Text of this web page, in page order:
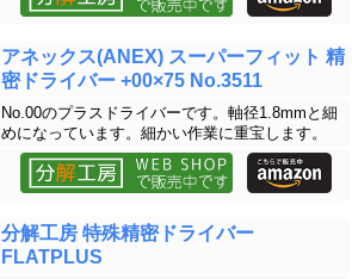
アネックス(ANEX) スーパーフィット 精
密ドライバー +00×75 No.3511
No.00のプラスドライバーです。軸径1.8mmと細
めになっています。細かい作業に重宝します。
分解工房 特殊精密ドライバー
FLATPLUS